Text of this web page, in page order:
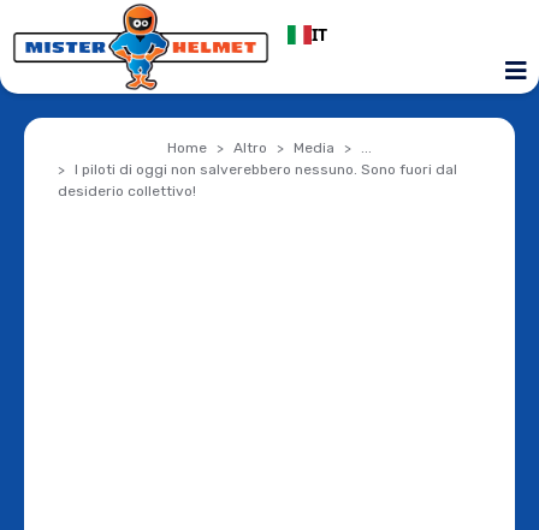
IT
Home Altro Media
...
I piloti di oggi non salverebbero nessuno. Sono fuori dal
desiderio collettivo!